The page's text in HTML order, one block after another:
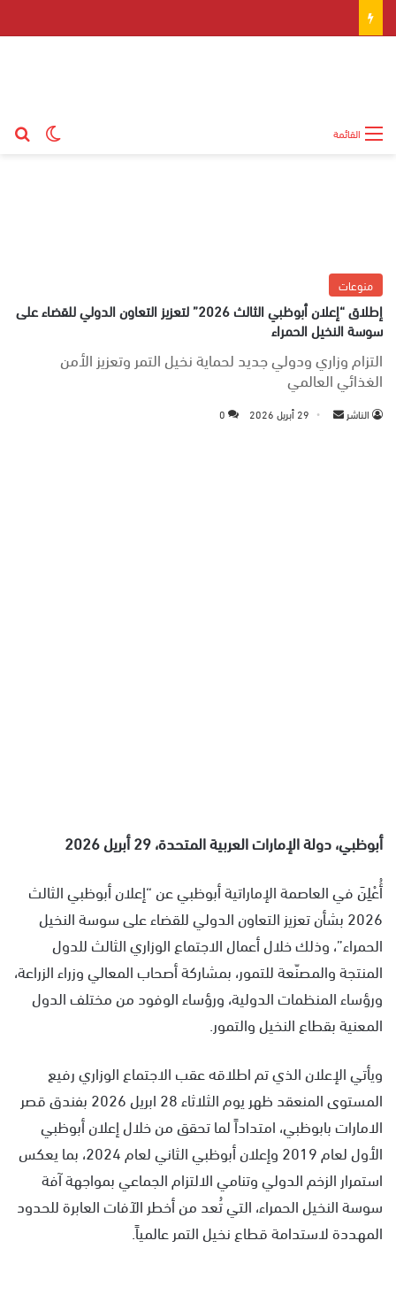
القائمة
منوعات
إطلاق “إعلان أبوظبي الثالث 2026” لتعزيز التعاون الدولي للقضاء على
سوسة النخيل الحمراء
التزام وزاري ودولي جديد لحماية نخيل التمر وتعزيز الأمن
الغذائي العالمي
الناشر 29 أبريل 2026 0
أبوظبي، دولة الإمارات العربية المتحدة، 29 أبريل 2026
أُعْلِنَ في العاصمة الإماراتية أبوظبي عن “إعلان أبوظبي الثالث
2026 بشأن تعزيز التعاون الدولي للقضاء على سوسة النخيل
الحمراء”، وذلك خلال أعمال الاجتماع الوزاري الثالث للدول
المنتجة والمصنّعة للتمور، بمشاركة أصحاب المعالي وزراء الزراعة،
ورؤساء المنظمات الدولية، ورؤساء الوفود من مختلف الدول
المعنية بقطاع النخيل والتمور.
ويأتي الإعلان الذي تم اطلاقه عقب الاجتماع الوزاري رفيع
المستوى المنعقد ظهر يوم الثلاثاء 28 ابريل 2026 بفندق قصر
الامارات بابوظبي، امتداداً لما تحقق من خلال إعلان أبوظبي
الأول لعام 2019 وإعلان أبوظبي الثاني لعام 2024، بما يعكس
استمرار الزخم الدولي وتنامي الالتزام الجماعي بمواجهة آفة
سوسة النخيل الحمراء، التي تُعد من أخطر الآفات العابرة للحدود
المهددة لاستدامة قطاع نخيل التمر عالمياً.